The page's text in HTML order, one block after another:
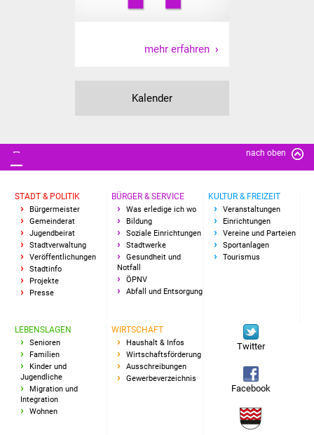
Familientreff
Ukraine-Hilfe
Wohnen
Bauen in Süßen
Baugrundstücke
Haushalt & Infos
Wirtschaftsförderung
Gewerbeimmobilien
mehr erfahren
Kalender
nach oben
STADT & POLITIK
Bürgermeister
Gemeinderat
Jugendbeirat
Stadtverwaltung
Veröffentlichungen
Stadtinfo
Projekte
Presse
BÜRGER & SERVICE
Was erledige ich wo
Bildung
Soziale Einrichtungen
Stadtwerke
Gesundheit und
Notfall
ÖPNV
Abfall und Entsorgung
KULTUR & FREIZEIT
Veranstaltungen
Einrichtungen
Vereine und Parteien
Sportanlagen
Tourismus
LEBENSLAGEN
Senioren
Familien
Kinder und
Jugendliche
Migration und
Integration
Wohnen
WIRTSCHAFT
Haushalt & Infos
Wirtschaftsförderung
Ausschreibungen
Gewerbeverzeichnis
Twitter
Facebook